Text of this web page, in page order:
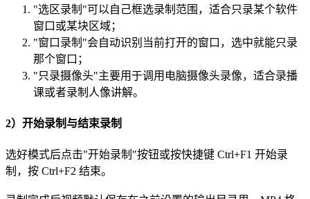
"选区录制"可以自己框选录制范围，适合只录某个软件
窗口或某块区域；
"窗口录制"会自动识别当前打开的窗口，选中就能只录
那个窗口；
"只录摄像头"主要用于调用电脑摄像头录像，适合录播
课或者录制人像讲解。
2）开始录制与结束录制
选好模式后点击"开始录制"按钮或按快捷键 Ctrl+F1 开始录
制，按 Ctrl+F2 结束。